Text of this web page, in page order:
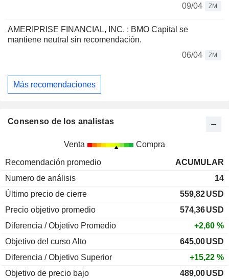
09/04
ZM
AMERIPRISE FINANCIAL, INC. : BMO Capital se
mantiene neutral sin recomendación.
06/04
ZM
Más recomendaciones
Consenso de los analistas
Venta Compra
Recomendación promedio
ACUMULAR
Numero de análisis
14
Último precio de cierre
559,82USD
Precio objetivo promedio
574,36USD
Diferencia / Objetivo Promedio
+2,60 %
Objetivo del curso Alto
645,00USD
Diferencia / Objetivo Superior
+15,22 %
Objetivo de precio bajo
489,00USD